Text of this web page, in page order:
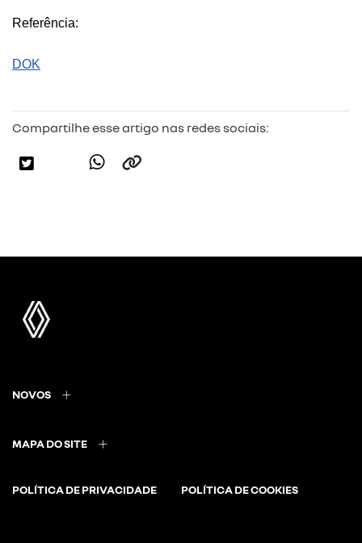
Referência:
DOK
Compartilhe esse artigo nas redes sociais:
NOVOS
MAPA DO SITE
POLÍTICA DE PRIVACIDADE POLÍTICA DE COOKIES